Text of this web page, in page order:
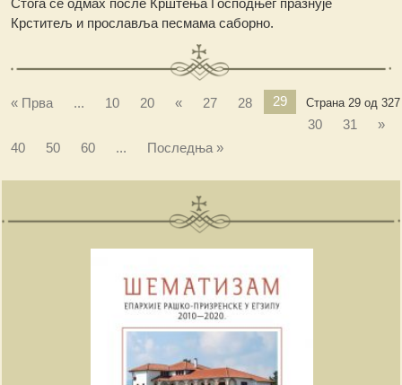
Стога се одмах после Крштења Господњег празнује
Крститељ и прославља песмама саборно.
Страна 29 од 327
« Прва ... 10 20 « 27 28
29
30
31
»
40
50 60 ... Последња »